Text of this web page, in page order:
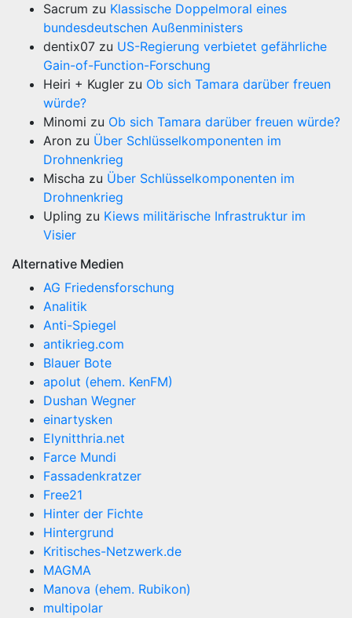
Sacrum zu Klassische Doppelmoral eines
bundesdeutschen Außenministers
dentix07 zu US-Regierung verbietet gefährliche
Gain-of-Function-Forschung
Heiri + Kugler zu Ob sich Tamara darüber freuen
würde?
Minomi zu Ob sich Tamara darüber freuen würde?
Aron zu Über Schlüsselkomponenten im
Drohnenkrieg
Mischa zu Über Schlüsselkomponenten im
Drohnenkrieg
Upling zu Kiews militärische Infrastruktur im
Visier
Alternative Medien
AG Friedensforschung
Analitik
Anti-Spiegel
antikrieg.com
Blauer Bote
apolut (ehem. KenFM)
Dushan Wegner
einartysken
Elynitthria.net
Farce Mundi
Fassadenkratzer
Free21
Hinter der Fichte
Hintergrund
Kritisches-Netzwerk.de
MAGMA
Manova (ehem. Rubikon)
multipolar